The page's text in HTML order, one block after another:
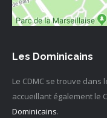
Les Dominicains
Le CDMC se trouve
accueillant également le
Dominicains.